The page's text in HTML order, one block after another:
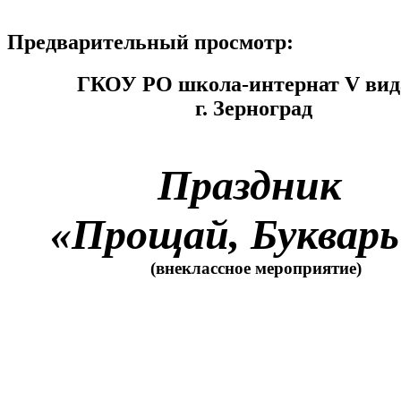
Предварительный просмотр:
ГКОУ РО школа-интернат V
г. Зерноград
Праздник
«Прощай,
(внеклассное мероприятие)